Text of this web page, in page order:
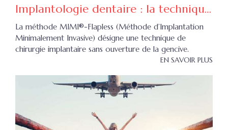
Implantologie dentaire : la technique flapless
La méthode MIMI®-Flapless (Méthode d’Implantation
Minimalement Invasive) désigne une technique de
chirurgie implantaire sans ouverture de la gencive.
EN SAVOIR PLUS